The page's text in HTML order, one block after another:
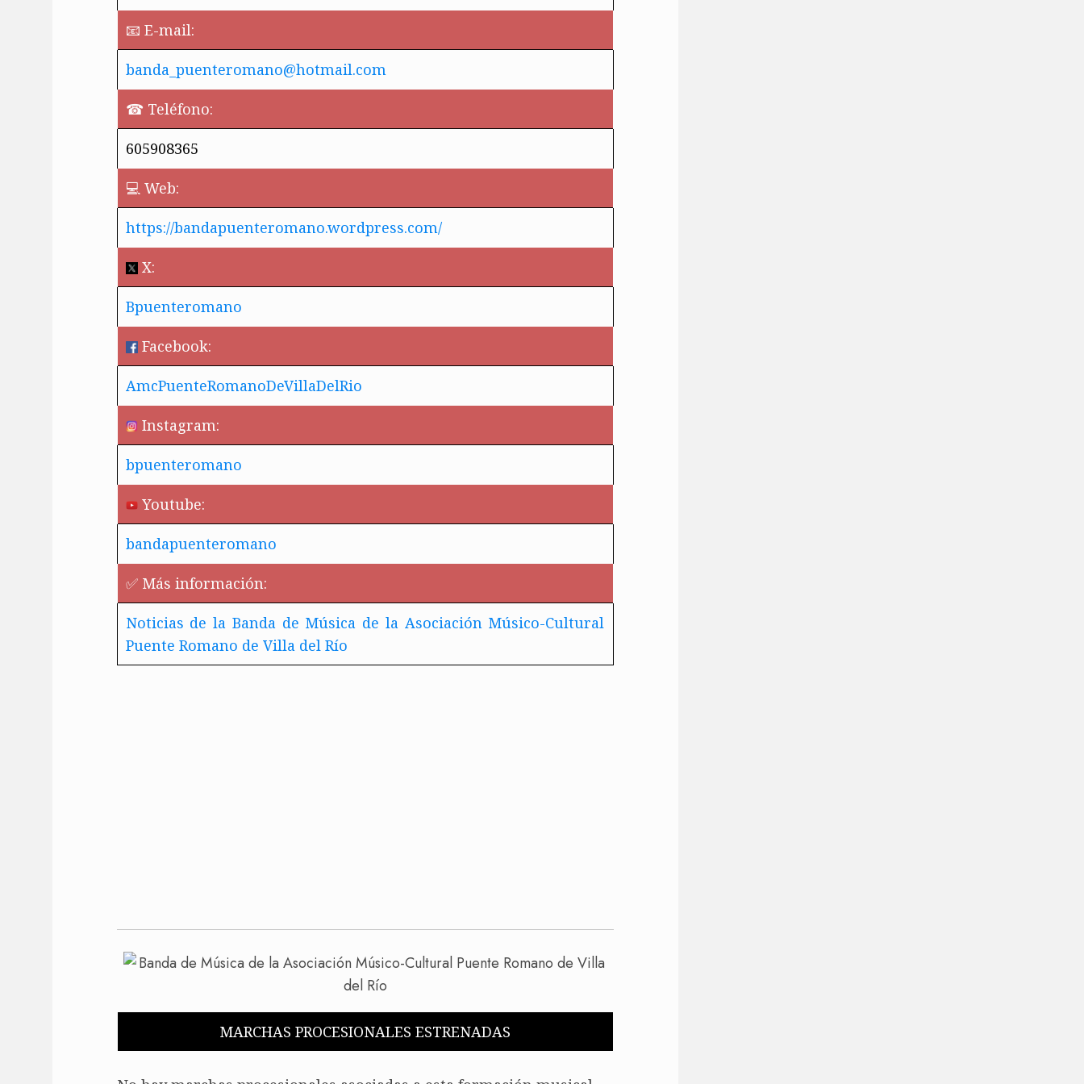
📧 E-mail:
banda_puenteromano@hotmail.com
☎ Teléfono:
605908365
💻 Web:
https://bandapuenteromano.wordpress.com/
X:
Bpuenteromano
Facebook:
AmcPuenteRomanoDeVillaDelRio
Instagram:
bpuenteromano
Youtube:
bandapuenteromano
✅ Más información:
Noticias de la Banda de Música de la Asociación Músico-Cultural
Puente Romano de Villa del Río
MARCHAS PROCESIONALES ESTRENADAS
Entrar